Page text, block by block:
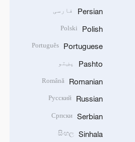
Persian فارسی
Polish
Polski
Portuguese
Português
Pashto پښتو
Romanian
Română
Russian
Русский
Serbian
Српски
Sinhala
සිංහල